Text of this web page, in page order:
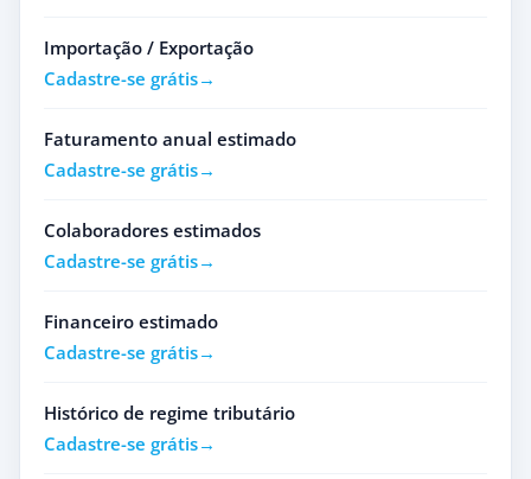
Importação / Exportação
Cadastre-se grátis
Faturamento anual estimado
Cadastre-se grátis
Colaboradores estimados
Cadastre-se grátis
Financeiro estimado
Cadastre-se grátis
Histórico de regime tributário
Cadastre-se grátis